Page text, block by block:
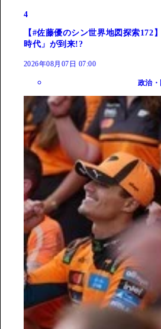
4
【#佐藤優のシン世界地図探索172
時代」が到来!?
2026年08月07日 07:00
政治